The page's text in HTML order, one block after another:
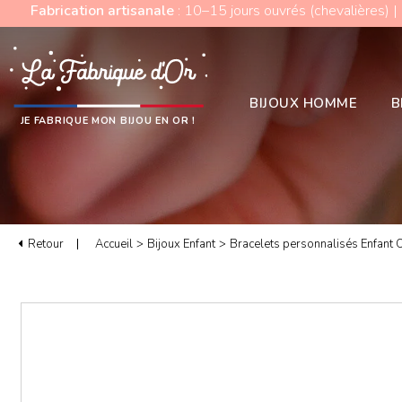
Fabrication artisanale: 10–15 jours ouvrés (chevalières)
JE FABRIQUE MON BIJOU EN OR !
BIJOUX HOMME
Retour Accueil > Bijoux Enfant > Bracelets personnalisés Enfant